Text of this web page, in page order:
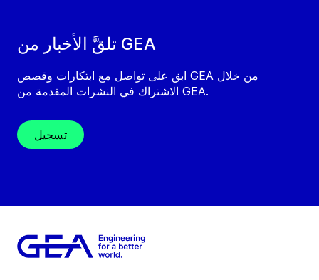
تلقَّ الأخبار من GEA
ابق على تواصل مع ابتكارات وقصص GEA من خلال
الاشتراك في النشرات المقدمة من GEA.
تسجيل